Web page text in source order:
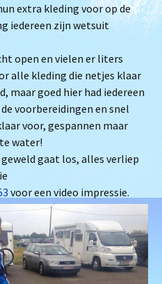
extra kleding voor op de
iedereen zijn wetsuit
open en vielen er liters
alle kleding die netjes klaar
maar goed hier had iedereen
voorbereidingen en snel
voor, gespannen maar
water!
gaat los, alles verliep
voor een video impressie.